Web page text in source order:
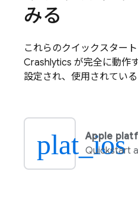
みる
これらのクイックスタート
Crashlytics が完全に動作
設定され、使用されている
plat_ios
Apple
Quickstart